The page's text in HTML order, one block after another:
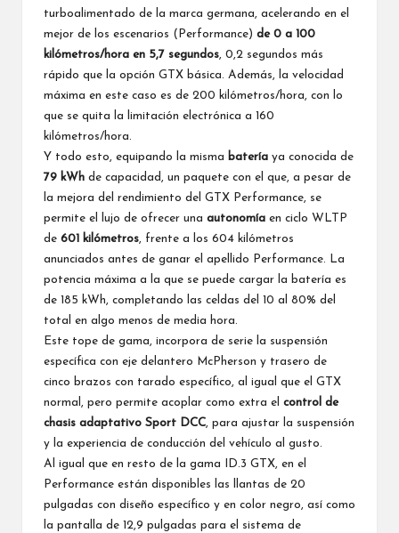
turboalimentado de la marca germana, acelerando en el
mejor de los escenarios (Performance) de 0 a 100
kilómetros/hora en 5,7 segundos , 0,2 segundos más
rápido que la opción GTX básica. Además, la velocidad
máxima en este caso es de 200 kilómetros/hora, con lo
que se quita la limitación electrónica a 160
kilómetros/hora.
Y todo esto, equipando la misma batería ya conocida de
79 kWh de capacidad, un paquete con el que, a pesar de
la mejora del rendimiento del GTX Performance, se
permite el lujo de ofrecer una autonomía en ciclo WLTP
de 601 kilómetros , frente a los 604 kilómetros
anunciados antes de ganar el apellido Performance. La
potencia máxima a la que se puede cargar la batería es
de 185 kWh, completando las celdas del 10 al 80% del
total en algo menos de media hora.
Este tope de gama, incorpora de serie la suspensión
específica con eje delantero McPherson y trasero de
cinco brazos con tarado específico, al igual que el GTX
normal, pero permite acoplar como extra el control de
chasis adaptativo Sport DCC , para ajustar la suspensión
y la experiencia de conducción del vehículo al gusto.
Al igual que en resto de la gama ID.3 GTX, en el
Performance están disponibles las llantas de 20
pulgadas con diseño específico y en color negro, así como
la pantalla de 12,9 pulgadas para el sistema de